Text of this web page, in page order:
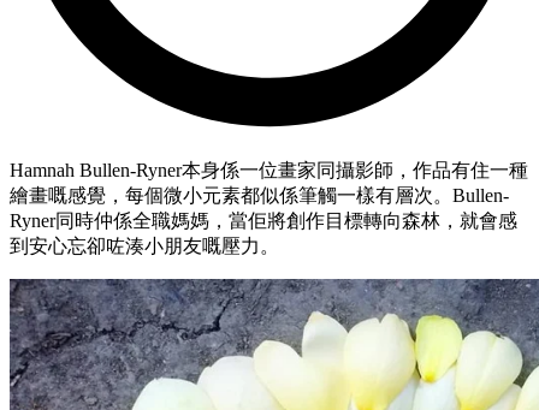
Hamnah Bullen-Ryner本身係一位畫家同攝影師，作品有住一種
繪畫嘅感覺，每個微小元素都似係筆觸一樣有層次。Bullen-
Ryner同時仲係全職媽媽，當佢將創作目標轉向森林，就會感
到安心忘卻咗湊小朋友嘅壓力。